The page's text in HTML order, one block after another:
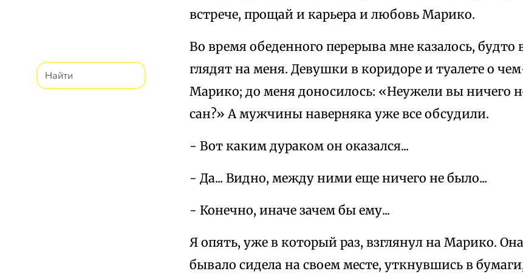
встрече, прощай и карьера и любовь Марико.
Во время обеденного перерыва мне казалось,
глядят на меня. Девушки в коридоре и туалете о
Марико; до меня доносилось: «Неужели вы ничего
сан?» А мужчины наверняка уже все обсудили.
- Вот каким дураком он оказался...
- Да... Видно, между ними еще ничего не было...
- Конечно, иначе зачем бы ему...
Я опять, уже в который раз, взглянул на Марико.
бывало сидела на своем месте, уткнувшись в